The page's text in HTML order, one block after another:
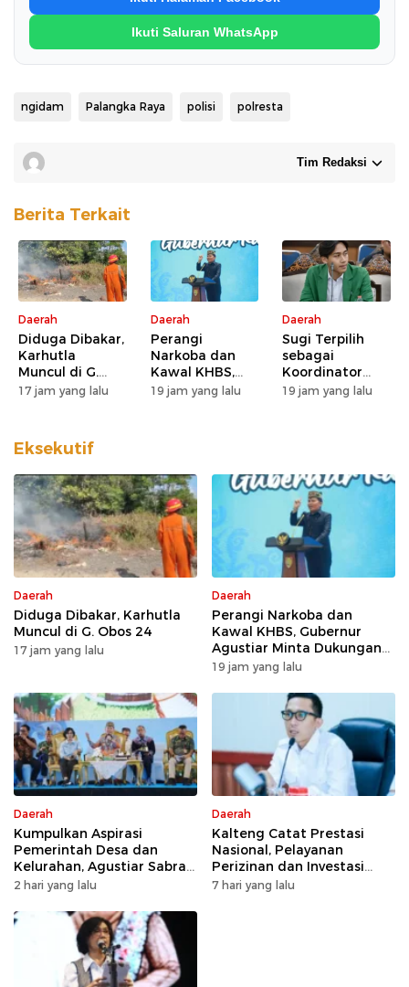
Ikuti Saluran WhatsApp
ngidam Palangka Raya polisi polresta
Tim Redaksi
Berita Terkait
Daerah
Diduga Dibakar,
Karhutla
Muncul di G.
Obos 24
17 jam yang lalu
Daerah
Perangi
Narkoba dan
Kawal KHBS,
Gubernur
19 jam yang lalu
Daerah
Sugi Terpilih
sebagai
Koordinator
Wilayah BEM SI
19 jam yang lalu
Eksekutif
Daerah
Diduga Dibakar, Karhutla
Muncul di G. Obos 24
17 jam yang lalu
Daerah
Perangi Narkoba dan
Kawal KHBS, Gubernur
Agustiar Minta Dukungan
Desa dan Kelurahan
19 jam yang lalu
Daerah
Kumpulkan Aspirasi
Pemerintah Desa dan
Kelurahan, Agustiar Sabran
Tekankan Prioritas
2 hari yang lalu
Daerah
Kalteng Catat Prestasi
Nasional, Pelayanan
Perizinan dan Investasi
Raih Predikat Sangat Baik
7 hari yang lalu